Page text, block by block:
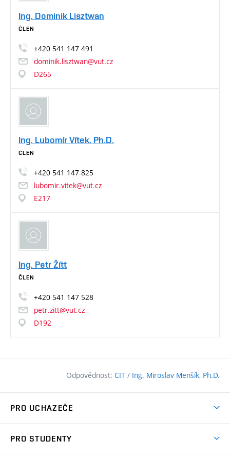
Ing. Dominik Lisztwan
ČLEN
+420 541 147 491
dominik.lisztwan@vut.cz
D265
Ing. Lubomír Vítek, Ph.D.
ČLEN
+420 541 147 825
lubomir.vitek@vut.cz
E217
Ing. Petr Žítt
ČLEN
+420 541 147 528
petr.zitt@vut.cz
D192
Odpovědnost: CIT / Ing. Miroslav Menšík, Ph.D.
PRO UCHAZEČE
PRO STUDENTY